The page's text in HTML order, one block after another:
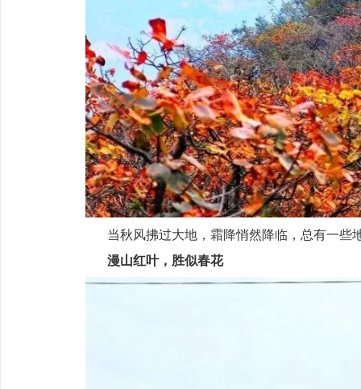
当秋风拂过大地，霜降悄然降临，总有一
漫山红叶，胜似春花